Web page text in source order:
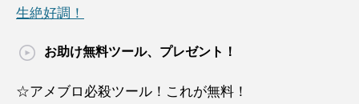
生絶好調！
お助け無料ツール、プレゼント！
☆アメブロ必殺ツール！これが無料！